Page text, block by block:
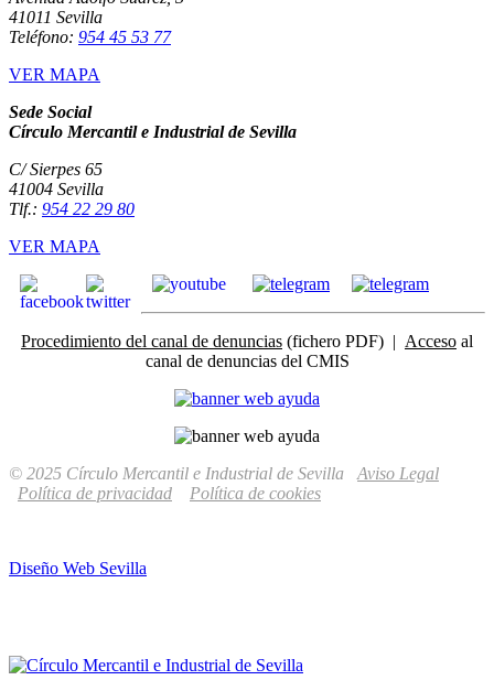
41011 Sevilla
Teléfono: 954 45 53 77
VER MAPA
Sede Social
Círculo Mercantil e Industrial de Sevilla
C/ Sierpes 65
41004 Sevilla
Tlf.: 954 22 29 80
VER MAPA
Procedimiento del canal de denuncias (fichero PDF) | Acceso al
canal de denuncias del CMIS
© 2025 Círculo Mercantil e Industrial de Sevilla Aviso Legal
Política de privacidad
Política de cookies
Diseño Web Sevilla